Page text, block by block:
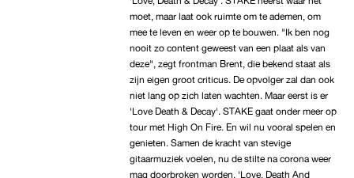
moet, maar laat ook ruimte om te ademen, om
mee te leven en weer op te bouwen. "Ik ben nog
nooit zo content geweest van een plaat als van
deze", zegt frontman Brent, die bekend staat als
zijn eigen groot criticus. De opvolger zal dan ook
niet lang op zich laten wachten. Maar eerst is er
'Love Death & Decay'. STAKE gaat onder meer op
tour met High On Fire. En wil nu vooral spelen en
genieten. Samen de kracht van stevige
gitaarmuziek voelen, nu de stilte na corona weer
mag doorbroken worden. 'Love, Death And